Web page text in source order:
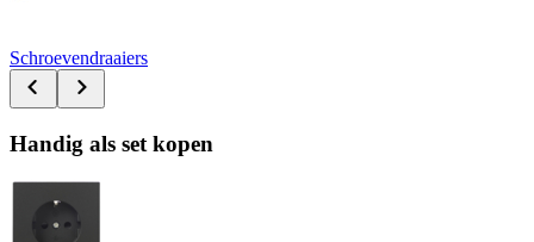
Schroevendraaiers
Handig als set kopen